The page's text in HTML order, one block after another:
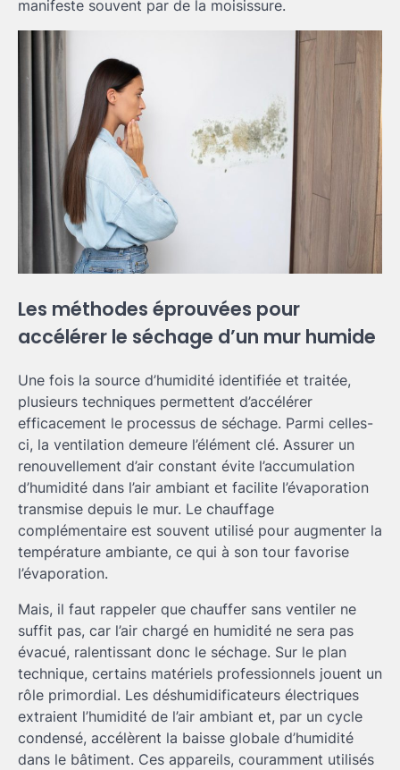
manifeste souvent par de la moisissure.
Les méthodes éprouvées pour
accélérer le séchage d’un mur humide
Une fois la source d’humidité identifiée et traitée,
plusieurs techniques permettent d’accélérer
efficacement le processus de séchage. Parmi celles-
ci, la ventilation demeure l’élément clé. Assurer un
renouvellement d’air constant évite l’accumulation
d’humidité dans l’air ambiant et facilite l’évaporation
transmise depuis le mur. Le chauffage
complémentaire est souvent utilisé pour augmenter la
température ambiante, ce qui à son tour favorise
l’évaporation.
Mais, il faut rappeler que chauffer sans ventiler ne
suffit pas, car l’air chargé en humidité ne sera pas
évacué, ralentissant donc le séchage. Sur le plan
technique, certains matériels professionnels jouent un
rôle primordial. Les déshumidificateurs électriques
extraient l’humidité de l’air ambiant et, par un cycle
condensé, accélèrent la baisse globale d’humidité
dans le bâtiment. Ces appareils, couramment utilisés